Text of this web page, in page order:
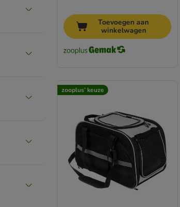
Toevoegen aan
winkelwagen
zooplus’ keuze